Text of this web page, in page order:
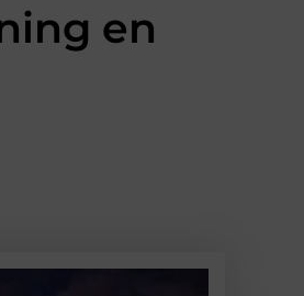
en